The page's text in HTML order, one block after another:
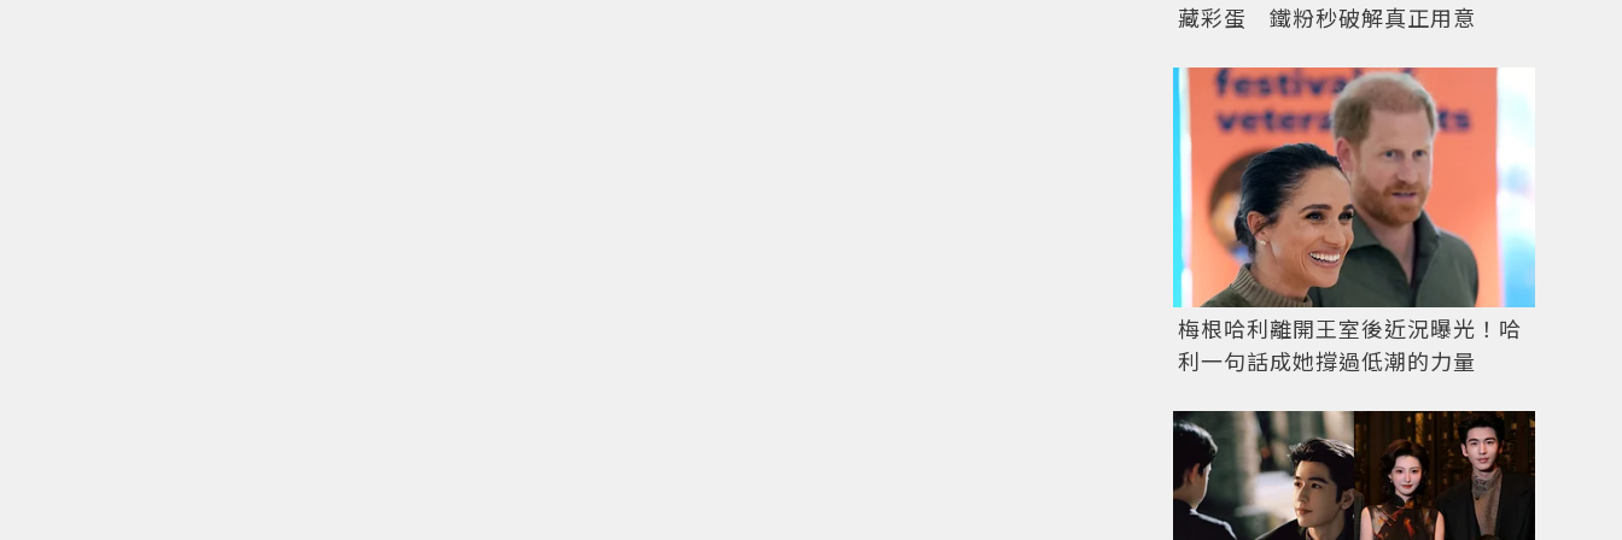
藏彩蛋 鐵粉秒破解真正用意
梅根哈利離開王室後近況曝光！哈
利一句話成她撐過低潮的力量